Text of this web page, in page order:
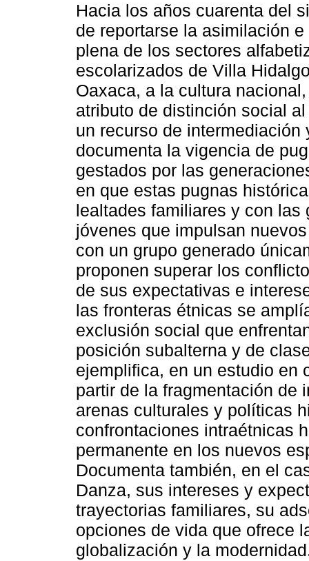
Hacia los años cuarenta del
de reportarse la asimilación
plena de los sectores
escolarizados de Villa
Oaxaca, a la cultura
atributo de distinción social
un recurso de
documenta la vigencia de
gestados por las
en que estas pugnas
lealtades familiares y con
jóvenes que impulsan
con un grupo generado
proponen superar los
de sus expectativas e
las fronteras étnicas se
exclusión social que
posición subalterna y de
ejemplifica, en un estudio en
partir de la fragmentación de
arenas culturales y políticas
confrontaciones intraétnicas
permanente en los nuevos
Documenta también, en el
Danza, sus intereses y
trayectorias familiares, su
opciones de vida que ofrece
globalización y la